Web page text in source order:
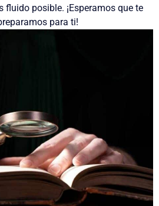
fluido posible. ¡Esperamos que te
para ti!